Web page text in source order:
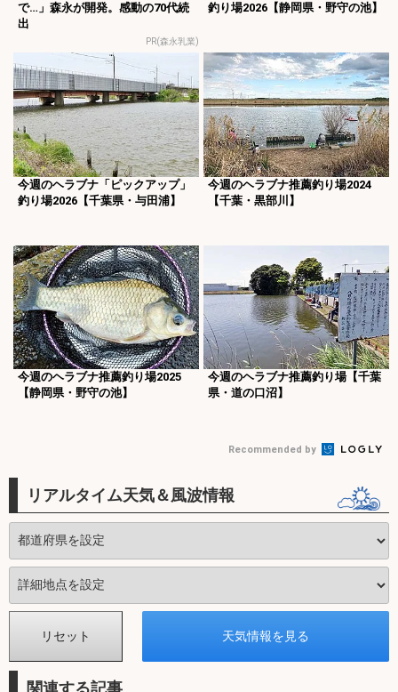
で…」森永が開発。感動の70代続
出
PR(森永乳業)
釣り場2026【静岡県・野守の池】
今週のヘラブナ「ピックアップ」
釣り場2026【千葉県・与田浦】
今週のヘラブナ推薦釣り場2024
【千葉・黒部川】
今週のヘラブナ推薦釣り場2025
【静岡県・野守の池】
今週のヘラブナ推薦釣り場【千葉
県・道の口沼】
Recommended by
リアルタイム天気＆風波情報
関連する記事